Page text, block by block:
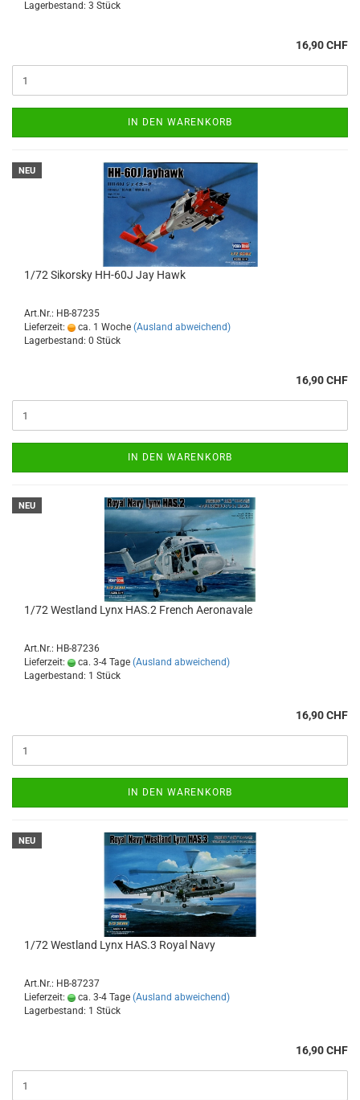
Lagerbestand: 3 Stück
16,90 CHF
IN DEN WARENKORB
NEU
1/72 Sikorsky HH-60J Jay Hawk
Art.Nr.: HB-87235
Lieferzeit:
ca. 1 Woche (Ausland abweichend)
Lagerbestand: 0 Stück
16,90 CHF
IN DEN WARENKORB
NEU
1/72 Westland Lynx HAS.2 French Aeronavale
Art.Nr.: HB-87236
Lieferzeit:
ca. 3-4 Tage (Ausland abweichend)
Lagerbestand: 1 Stück
16,90 CHF
IN DEN WARENKORB
NEU
1/72 Westland Lynx HAS.3 Royal Navy
Art.Nr.: HB-87237
Lieferzeit:
ca. 3-4 Tage (Ausland abweichend)
Lagerbestand: 1 Stück
16,90 CHF